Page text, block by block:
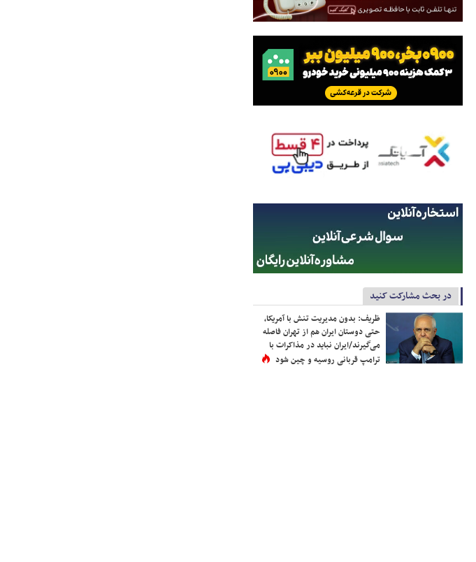
در بحث مشارکت کنید
ظریف: بدون مدیریت تنش با آمریکا،
حتی دوستان ایران هم از تهران فاصله
می‌گیرند/ایران نباید در مذاکرات با
ترامپ قربانی روسیه و چین شود